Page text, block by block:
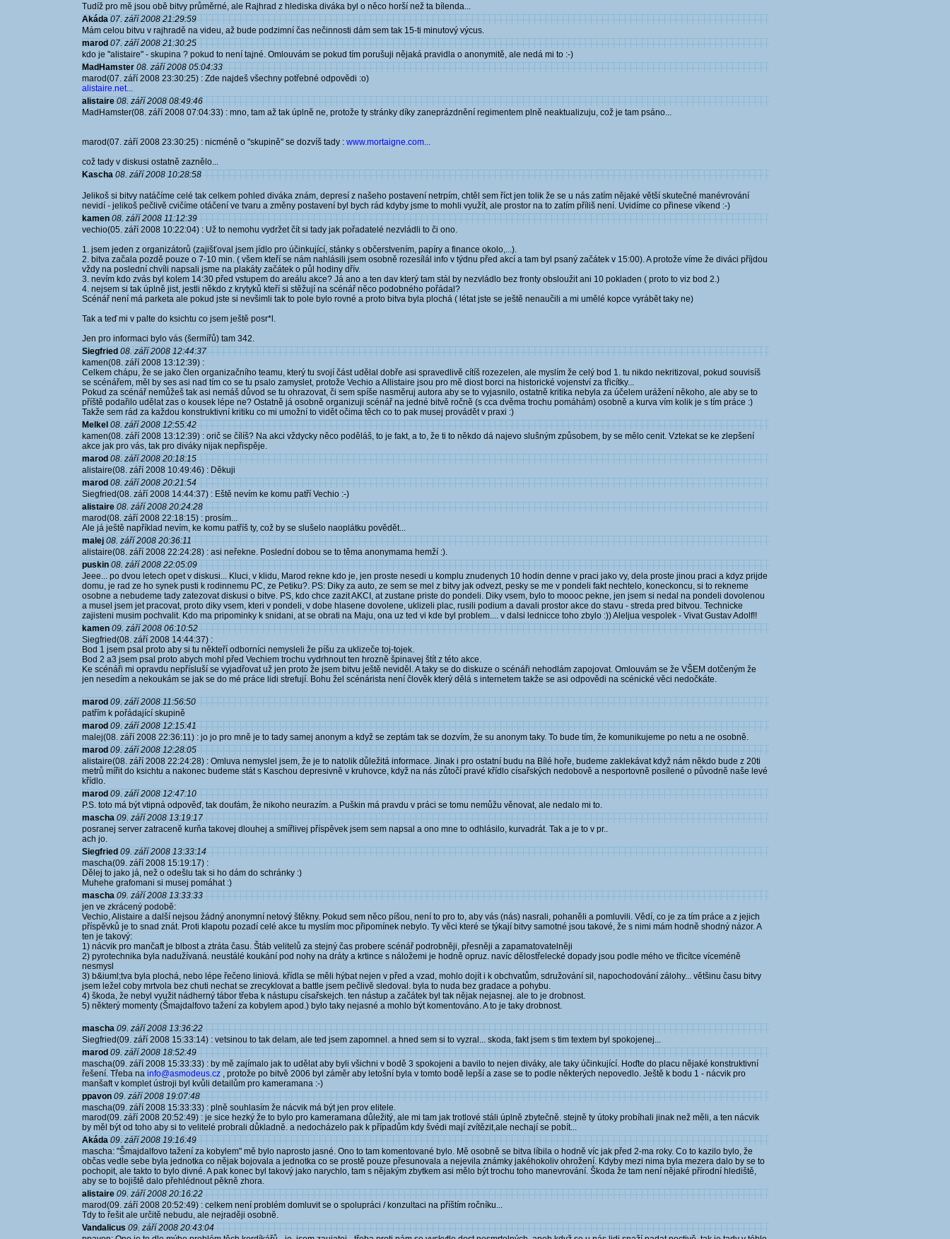
Tudíž pro mě jsou obě bitvy průměrné, ale Rajhrad z hlediska diváka byl o něco horší než ta bílenda...
Akáda 07. září 2008 21:29:59
Mám celou bitvu v rajhradě na videu, až bude podzimní čas nečinnosti dám sem tak 15-ti minutový výcus.
marod 07. září 2008 21:30:25
kdo je "alistaire" - skupina ? pokud to není tajné. Omlouvám se pokud tím porušuji nějaká pravidla o anonymitě, ale nedá mi to :-)
MadHamster 08. září 2008 05:04:33
marod(07. září 2008 23:30:25) : Zde najdeš všechny potřebné odpovědi :o)
alistaire.net...
alistaire 08. září 2008 08:49:46
MadHamster(08. září 2008 07:04:33) : mno, tam až tak úplně ne, protože ty stránky díky zaneprázdnění regimentem plně neaktualizuju, což je tam psáno...
marod(07. září 2008 23:30:25) : nicméně o "skupině" se dozvíš tady : www.mortaigne.com...
což tady v diskusi ostatně zaznělo...
Kascha 08. září 2008 10:28:58
Jelikoš si bitvy natáčíme celé tak celkem pohled diváka znám, depresí z našeho postavení netrpím, chtěl sem říct jen tolik že se u nás zatím nějaké větší skutečné manévrování
nevidí - jelikoš pečlivě cvičíme otáčení ve tvaru a změny postavení byl bych rád kdyby jsme to mohli využít, ale prostor na to zatím příliš není. Uvidíme co přinese víkend :-)
kamen 08. září 2008 11:12:39
vechio(05. září 2008 10:22:04) : Už to nemohu vydržet čít si tady jak pořadatelé nezvládli to či ono.
1. jsem jeden z organizátorů (zajišťoval jsem jídlo pro účinkující, stánky s občerstvením, papíry a finance okolo,...).
2. bitva začala pozdě pouze o 7-10 min. ( všem kteří se nám nahlásili jsem osobně rozesílál info v týdnu před akcí a tam byl psaný začátek v 15:00). A protože víme že diváci příjdou
vždy na poslední chvíli napsali jsme na plakáty začátek o půl hodiny dřív.
3. nevím kdo zvás byl kolem 14:30 před vstupem do areálu akce? Já ano a ten dav který tam stál by nezvládlo bez fronty obsloužit ani 10 pokladen ( proto to viz bod 2.)
4. nejsem si tak úplně jist, jestli někdo z krytyků kteří si stěžují na scénář něco podobného pořádal?
Scénář není má parketa ale pokud jste si nevšimli tak to pole bylo rovné a proto bitva byla plochá ( létat jste se ještě nenaučili a mi umělé kopce vyrábět taky ne)
Tak a teď mi v palte do ksichtu co jsem ještě posr*l.
Jen pro informaci bylo vás (šermířů) tam 342.
Siegfried 08. září 2008 12:44:37
kamen(08. září 2008 13:12:39) :
Celkem chápu, že se jako člen organizačního teamu, který tu svojí část udělal dobře asi spravedlivě cítíš rozezelen, ale myslím že celý bod 1. tu nikdo nekritizoval, pokud souvisíš
se scénářem, měl by ses asi nad tím co se tu psalo zamyslet, protože Vechio a Allistaire jsou pro mě diost borci na historické vojenství za třicítky...
Pokud za scénář nemůžeš tak asi nemáš důvod se tu ohrazovat, či sem spíše nasměruj autora aby se to vyjasnilo, ostatně kritika nebyla za účelem urážení někoho, ale aby se to
příště podařilo udělat zas o kousek lépe ne? Ostatně já osobně organizuji scénář na jedné bitvě ročně (s cca dvěma trochu pomáhám) osobně a kurva vím kolik je s tím práce :)
Takže sem rád za každou konstruktivní kritiku co mi umožní to vidět očima těch co to pak musej provádět v praxi :)
Melkel 08. září 2008 12:55:42
kamen(08. září 2008 13:12:39) : orič se čílíš? Na akci vždycky něco poděláš, to je fakt, a to, že ti to někdo dá najevo slušným způsobem, by se mělo cenit. Vztekat se ke zlepšení
akce jak pro vás, tak pro diváky nijak nepřispěje.
marod 08. září 2008 20:18:15
alistaire(08. září 2008 10:49:46) : Děkuji
marod 08. září 2008 20:21:54
Siegfried(08. září 2008 14:44:37) : Eště nevím ke komu patří Vechio :-)
alistaire 08. září 2008 20:24:28
marod(08. září 2008 22:18:15) : prosím...
Ale já ještě například nevím, ke komu patříš ty, což by se slušelo naoplátku povědět...
malej 08. září 2008 20:36:11
alistaire(08. září 2008 22:24:28) : asi neřekne. Poslední dobou se to těma anonymama hemží :).
puskin 08. září 2008 22:05:09
Jeee... po dvou letech opet v diskusi... Kluci, v klidu, Marod rekne kdo je, jen proste nesedi u komplu znudenych 10 hodin denne v praci jako vy, dela proste jinou praci a kdyz prijde
domu, je rad ze ho synek pusti k rodinnemu PC, ze Petiku?. PS: Diky za auto, ze sem se mel z bitvy jak odvezt, pesky se me v pondeli fakt nechtelo, koneckoncu, si to rekneme
osobne a nebudeme tady zatezovat diskusi o bitve. PS, kdo chce zazit AKCI, at zustane priste do pondeli. Diky vsem, bylo to moooc pekne, jen jsem si nedal na pondeli dovolenou
a musel jsem jet pracovat, proto diky vsem, kteri v pondeli, v dobe hlasene dovolene, uklizeli plac, rusili podium a davali prostor akce do stavu - streda pred bitvou. Technicke
zajisteni musim pochvalit. Kdo ma pripominky k snidani, at se obrati na Maju, ona uz ted vi kde byl problem.... v dalsi lednicce toho zbylo :)) Aleljua vespolek - Vivat Gustav Adolf!!
kamen 09. září 2008 06:10:52
Siegfried(08. září 2008 14:44:37) :
Bod 1 jsem psal proto aby si tu někteří odborníci nemysleli že píšu za uklizeče toj-tojek.
Bod 2 a3 jsem psal proto abych mohl před Vechiem trochu vydrhnout ten hrozně špinavej štít z této akce.
Ke scénáři mi opravdu nepřísluší se vyjadřovat už jen proto že jsem bitvu ještě neviděl. A taky se do diskuze o scénáři nehodlám zapojovat. Omlouvám se že VŠEM dotčeným že
jen nesedím a nekoukám se jak se do mé práce lidi strefují. Bohu žel scénárista není člověk který dělá s internetem takže se asi odpovědi na scénické věci nedočkáte.
marod 09. září 2008 11:56:50
patřím k pořádající skupině
marod 09. září 2008 12:15:41
malej(08. září 2008 22:36:11) : jo jo pro mně je to tady samej anonym a když se zeptám tak se dozvím, že su anonym taky. To bude tím, že komunikujeme po netu a ne osobně.
marod 09. září 2008 12:28:05
alistaire(08. září 2008 22:24:28) : Omluva nemyslel jsem, že je to natolik důležitá informace. Jinak i pro ostatní budu na Bílé hoře, budeme zaklekávat když nám někdo bude z 20ti
metrů mířit do ksichtu a nakonec budeme stát s Kaschou depresivně v kruhovce, když na nás zůtočí pravé křídlo císařských nedobově a nesportovně posílené o původně naše levé
křídlo.
marod 09. září 2008 12:47:10
P.S. toto má být vtipná odpověď, tak doufám, že nikoho neurazím. a Puškin má pravdu v práci se tomu nemůžu věnovat, ale nedalo mi to.
mascha 09. září 2008 13:19:17
posranej server zatraceně kurňa takovej dlouhej a smířlivej příspěvek jsem sem napsal a ono mne to odhlásilo, kurvadrát. Tak a je to v pr..
ach jo.
Siegfried 09. září 2008 13:33:14
mascha(09. září 2008 15:19:17) :
Dělej to jako já, než o odešlu tak si ho dám do schránky :)
Muhehe grafomani si musej pomáhat :)
mascha 09. září 2008 13:33:33
jen ve zkrácený podobě:
Vechio, Alistaire a další nejsou žádný anonymní netový štěkny. Pokud sem něco píšou, není to pro to, aby vás (nás) nasrali, pohaněli a pomluvili. Vědí, co je za tím práce a z jejich
příspěvků je to snad znát. Proti klapotu pozadí celé akce tu myslím moc připomínek nebylo. Ty věci které se týkají bitvy samotné jsou takové, že s nimi mám hodně shodný názor. A
ten je takový:
1) nácvik pro mančaft je blbost a ztráta času. Štáb velitelů za stejný čas probere scénář podrobněji, přesněji a zapamatovatelněji
2) pyrotechnika byla nadužívaná. neustálé koukání pod nohy na dráty a krtince s náložemi je hodně opruz. navíc dělostřelecké dopady jsou podle mého ve třicítce víceméně
nesmysl
3) b&iuml;tva byla plochá, nebo lépe řečeno liniová. křídla se měli hýbat nejen v před a vzad, mohlo dojít i k obchvatům, sdružování sil, napochodování zálohy... většinu času bitvy
jsem ležel coby mrtvola bez chuti nechat se zrecyklovat a battle jsem pečlivě sledoval. byla to nuda bez gradace a pohybu.
4) škoda, že nebyl využit nádherný tábor třeba k nástupu císařskejch. ten nástup a začátek byl tak nějak nejasnej. ale to je drobnost.
5) některý momenty (Šmajdalfovo tažení za kobylem apod.) bylo taky nejasné a mohlo být komentováno. A to je taky drobnost.
mascha 09. září 2008 13:36:22
Siegfried(09. září 2008 15:33:14) : vetsinou to tak delam, ale ted jsem zapomnel. a hned sem si to vyzral... skoda, fakt jsem s tim textem byl spokojenej...
marod 09. září 2008 18:52:49
mascha(09. září 2008 15:33:33) : by mě zajímalo jak to udělat aby byli všichni v bodě 3 spokojeni a bavilo to nejen diváky, ale taky účinkující. Hoďte do placu nějaké konstruktivní
řešení. Třeba na info@asmodeus.cz , protože po bitvě 2006 byl záměr aby letošní byla v tomto bodě lepší a zase se to podle některých nepovedlo. Ještě k bodu 1 - nácvik pro
manšaft v komplet ústroji byl kvůli detailům pro kameramana :-)
ppavon 09. září 2008 19:07:48
mascha(09. září 2008 15:33:33) : plně souhlasím že nácvik má být jen prov elitele.
marod(09. září 2008 20:52:49) : je sice hezký že to bylo pro kameramana důležitý, ale mi tam jak trotlové stáli úplně zbytečně. stejně ty útoky probíhali jinak než měli, a ten nácvik
by měl být od toho aby si to velitelé probrali důkladně. a nedocházelo pak k případům kdy švédi mají zvítězit,ale nechají se pobít...
Akáda 09. září 2008 19:16:49
mascha: "Šmajdalfovo tažení za kobylem" mě bylo naprosto jasné. Ono to tam komentované bylo. Mě osobně se bitva líbila o hodně víc jak před 2-ma roky. Co to kazilo bylo, že
občas vedle sebe byla jednotka co nějak bojovala a jednotka co se prostě pouze přesunovala a nejevila známky jakéhokoliv ohrožení. Kdyby mezi nima byla mezera dalo by se to
pochopit, ale takto to bylo divné. A pak konec byl takový jako narychlo, tam s nějakým zbytkem asi mělo být trochu toho manevrování. Škoda že tam není nějaké přírodní hlediště,
aby se to bojiště dalo přehlédnout pěkně zhora.
alistaire 09. září 2008 20:16:22
marod(09. září 2008 20:52:49) : celkem není problém domluvit se o spolupráci / konzultaci na příštím ročníku...
Tdy to řešit ale určitě nebudu, ale nejraději osobně.
Vandalicus 09. září 2008 20:43:04